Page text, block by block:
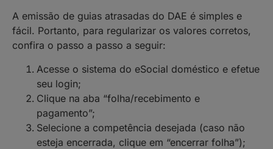
A emissão de guias atrasadas do DAE é simples e
fácil. Portanto, para regularizar os valores corretos,
confira o passo a passo a seguir:
Acesse o sistema do eSocial doméstico e efetue
seu login;
Clique na aba “folha/recebimento e
pagamento”;
Selecione a competência desejada (caso não
esteja encerrada, clique em “encerrar folha”);